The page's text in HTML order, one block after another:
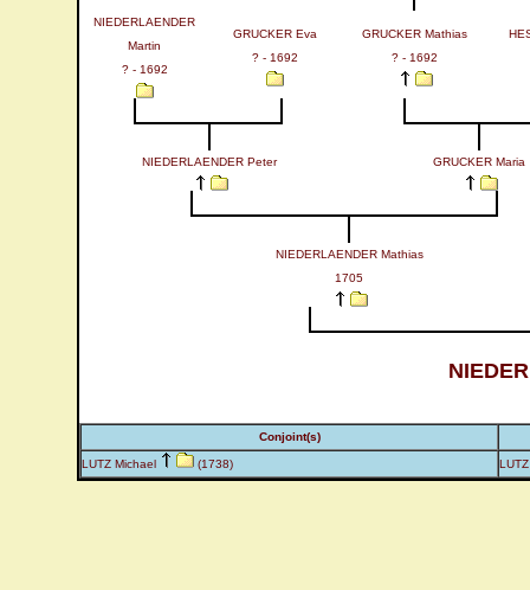
NIEDERLAENDER
Martin
? - 1692
GRUCKER Eva
? - 1692
GRUCKER Mathias
? - 1692
NIEDERLAENDER Peter GRUCKER Maria
NIEDERLAENDER Mathias
1705
Conjoint(s)
LUTZ Michael (1738)